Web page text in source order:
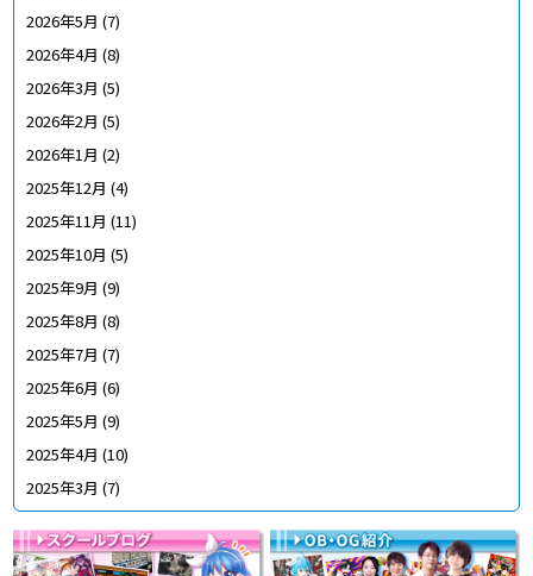
2026年5月 (7)
2026年4月 (8)
2026年3月 (5)
2026年2月 (5)
2026年1月 (2)
2025年12月 (4)
2025年11月 (11)
2025年10月 (5)
2025年9月 (9)
2025年8月 (8)
2025年7月 (7)
2025年6月 (6)
2025年5月 (9)
2025年4月 (10)
2025年3月 (7)